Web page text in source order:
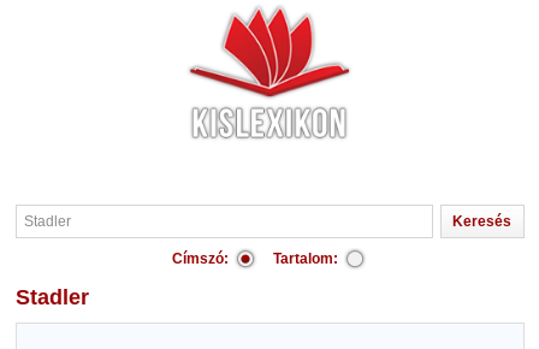
Címszó: Tartalom:
Stadler